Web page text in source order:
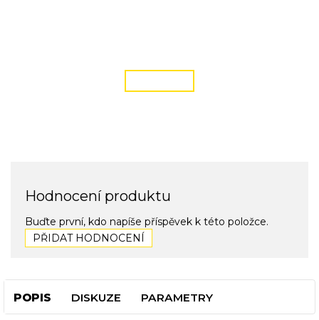
Hodnocení produktu
Buďte první, kdo napíše příspěvek k této položce.
PŘIDAT HODNOCENÍ
POPIS DISKUZE PARAMETRY